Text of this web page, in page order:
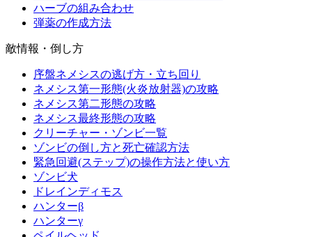
ハーブの組み合わせ
弾薬の作成方法
敵情報・倒し方
序盤ネメシスの逃げ方・立ち回り
ネメシス第一形態(火炎放射器)の攻略
ネメシス第二形態の攻略
ネメシス最終形態の攻略
クリーチャー・ゾンビ一覧
ゾンビの倒し方と死亡確認方法
緊急回避(ステップ)の操作方法と使い方
ゾンビ犬
ドレインディモス
ハンターβ
ハンターγ